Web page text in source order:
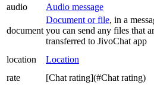
audio
Audio message
document
Document or file, in a
you can send any files that
transferred to JivoChat app
location Location
rate
[Chat rating](#Chat rating)